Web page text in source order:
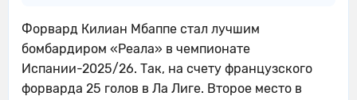
Форвард Килиан Мбаппе стал лучшим
бомбардиром «Реала» в чемпионате
Испании-2025/26. Так, на счету французского
форварда 25 голов в Ла Лиге. Второе место в